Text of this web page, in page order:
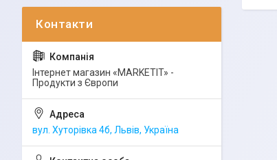
Інтернет магазин «MARKETIT» -
Продукти з Європи
вул. Хуторівка 4б, Львів, Україна